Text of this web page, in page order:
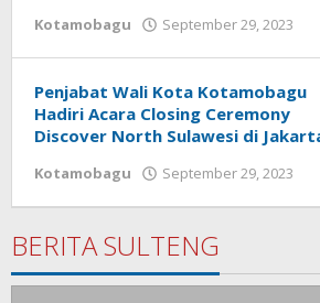
Kotamobagu September 29, 2023
Penjabat Wali Kota Kotamobagu
Hadiri Acara Closing Ceremony
Discover North Sulawesi di
Kotamobagu September 29, 2023
BERITA SULTENG